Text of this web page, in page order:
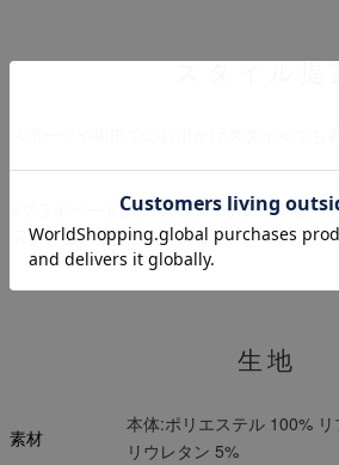
※プライベートブラウズ(シークレットモー
示されない場合がございます。
生地
素材
本体:ポリエステル 100%
リウレタン 5%